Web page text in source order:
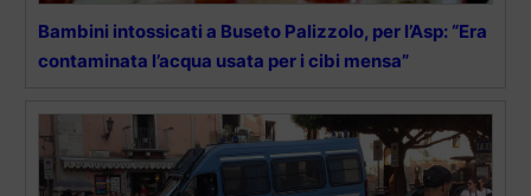
Bambini intossicati a Buseto Palizzolo, per l’Asp: “Era
contaminata l’acqua usata per i cibi mensa”